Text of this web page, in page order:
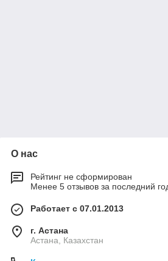
О нас
Рейтинг не сформирован
Менее 5 отзывов за последний
Работает с 07.01.2013
г. Астана
Астана, Казахстан